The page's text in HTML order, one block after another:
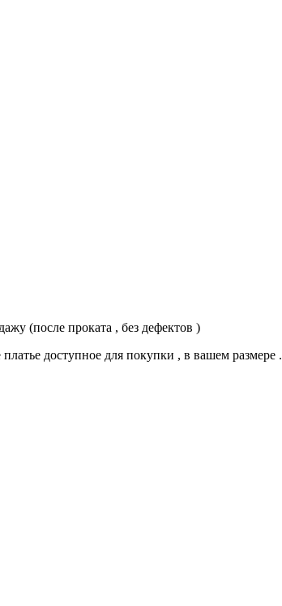
(после проката , без дефектов )
доступное для покупки , в вашем размере .